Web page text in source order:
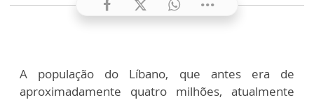
A população do Líbano, que antes era de
aproximadamente quatro milhões, atualmente